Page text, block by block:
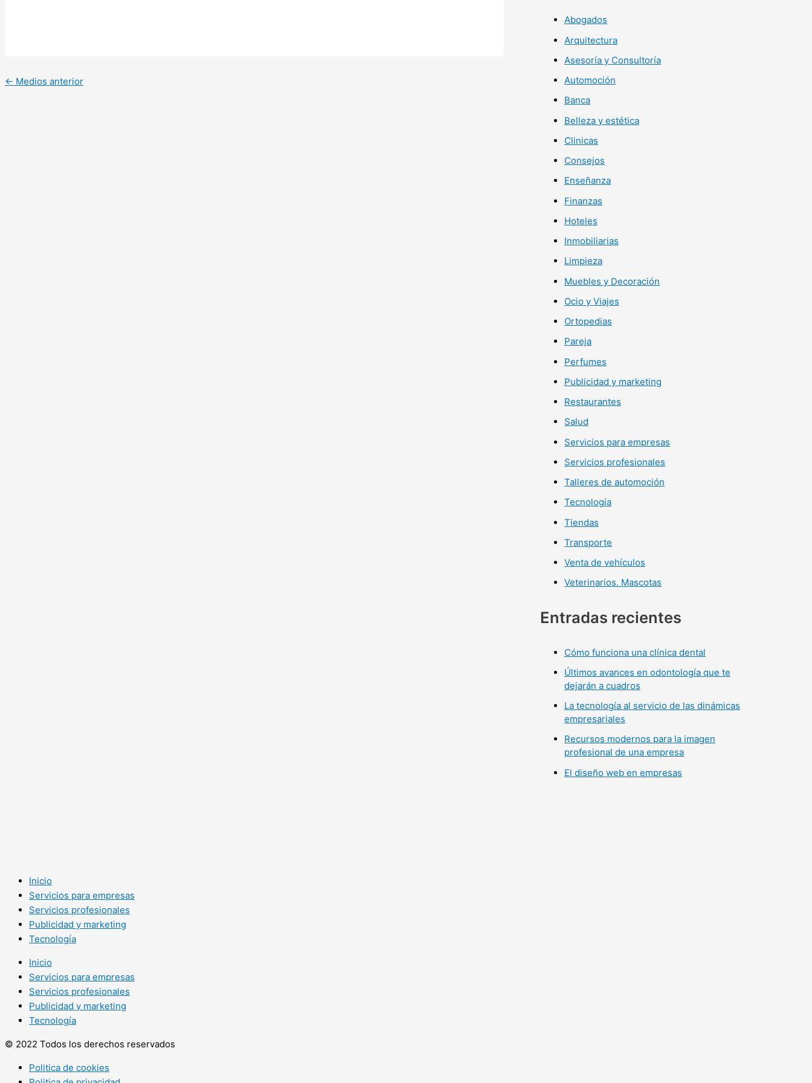
← Medios anterior
Abogados
Arquitectura
Asesoría y Consultoría
Automoción
Banca
Belleza y estética
Clinicas
Consejos
Enseñanza
Finanzas
Hoteles
Inmobiliarias
Limpieza
Muebles y Decoración
Ocio y Viajes
Ortopedias
Pareja
Perfumes
Publicidad y marketing
Restaurantes
Salud
Servicios para empresas
Servicios profesionales
Talleres de automoción
Tecnología
Tiendas
Transporte
Venta de vehículos
Veterinarios. Mascotas
Entradas recientes
Cómo funciona una clínica dental
Últimos avances en odontología que te
dejarán a cuadros
La tecnología al servicio de las dinámicas
empresariales
Recursos modernos para la imagen
profesional de una empresa
El diseño web en empresas
Inicio
Servicios para empresas
Servicios profesionales
Publicidad y marketing
Tecnología
Inicio
Servicios para empresas
Servicios profesionales
Publicidad y marketing
Tecnología
© 2022 Todos los derechos reservados
Politica de cookies